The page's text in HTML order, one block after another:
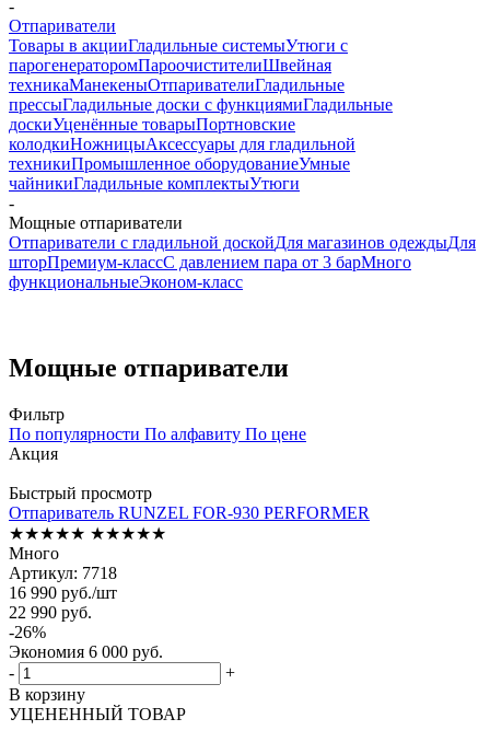
-
Отпариватели
Товары в акцииГладильные системыУтюги с
парогенераторомПароочистителиШвейная
техникаМанекеныОтпаривателиГладильные
прессыГладильные доски с функциямиГладильные
доскиУценённые товарыПортновские
колодкиНожницыАксессуары для гладильной
техникиПромышленное оборудованиеУмные
чайникиГладильные комплектыУтюги
-
Мощные отпариватели
Отпариватели с гладильной доскойДля магазинов одеждыДля
шторПремиум-классС давлением пара от 3 барМного
функциональныеЭконом-класс
Мощные отпариватели
Фильтр
По популярности По алфавиту По цене
Акция
Быстрый просмотр
Отпариватель RUNZEL FOR-930 PERFORMER
★★★★★ ★★★★★
Много
Артикул: 7718
16 990 руб./шт
22 990 руб.
-26%
Экономия 6 000 руб.
-
+
В корзину
УЦЕНЕННЫЙ ТОВАР